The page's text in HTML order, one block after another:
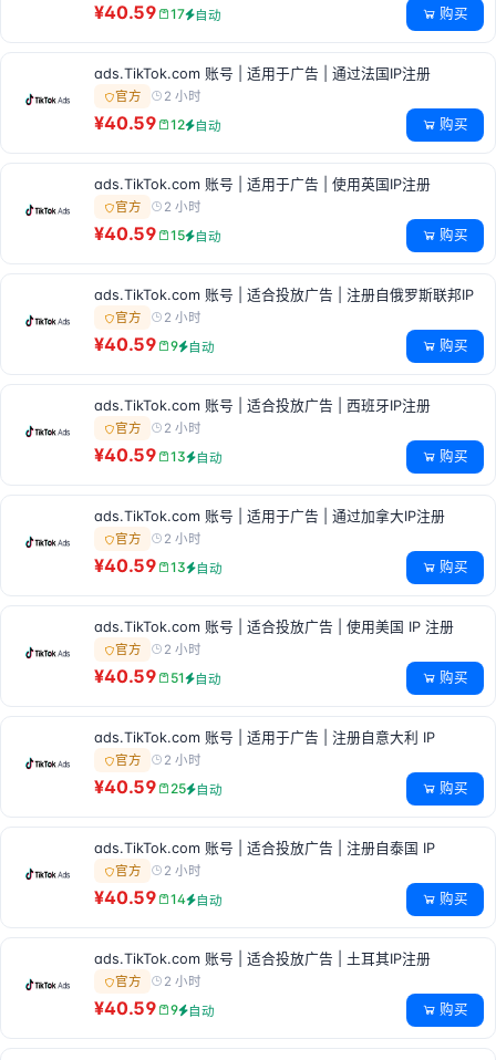
¥40.59 17 自动 购买
ads.TikTok.com 账号 | 适用于广告 | 通过法国IP注册
官方 2 小时
¥40.59 12 自动 购买
ads.TikTok.com 账号 | 适用于广告 | 使用英国IP注册
官方 2 小时
¥40.59 15 自动 购买
ads.TikTok.com 账号 | 适合投放广告 | 注册自俄罗斯联邦IP
官方 2 小时
¥40.59 9 自动 购买
ads.TikTok.com 账号 | 适合投放广告 | 西班牙IP注册
官方 2 小时
¥40.59 13 自动 购买
ads.TikTok.com 账号 | 适用于广告 | 通过加拿大IP注册
官方 2 小时
¥40.59 13 自动 购买
ads.TikTok.com 账号 | 适合投放广告 | 使用美国 IP 注册
官方 2 小时
¥40.59 51 自动 购买
ads.TikTok.com 账号 | 适用于广告 | 注册自意大利 IP
官方 2 小时
¥40.59 25 自动 购买
ads.TikTok.com 账号 | 适合投放广告 | 注册自泰国 IP
官方 2 小时
¥40.59 14 自动 购买
ads.TikTok.com 账号 | 适合投放广告 | 土耳其IP注册
官方 2 小时
¥40.59 9 自动 购买